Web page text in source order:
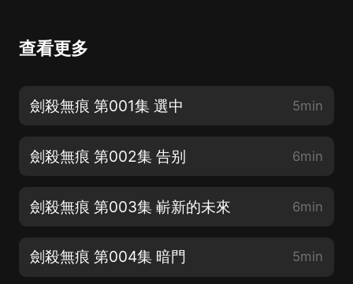
查看更多
劍殺無痕 第001集 選中 5min
劍殺無痕 第002集 告别 6min
劍殺無痕 第003集 嶄新的未來 6min
劍殺無痕 第004集 暗門 5min